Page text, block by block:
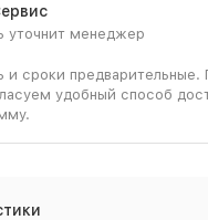
уточнит менеджер
и сроки
удобный способ